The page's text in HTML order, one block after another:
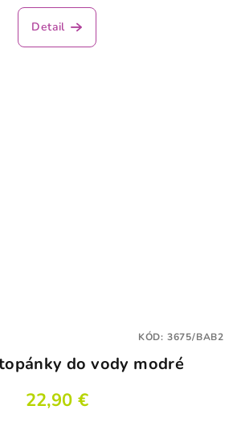
Detail
do vody modré
22,90 €
KÓD: 3675/BAB2